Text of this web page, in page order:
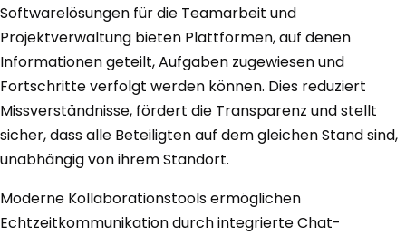
Softwarelösungen für die Teamarbeit und
Projektverwaltung bieten Plattformen, auf denen
Informationen geteilt, Aufgaben zugewiesen und
Fortschritte verfolgt werden können. Dies reduziert
Missverständnisse, fördert die Transparenz und stellt
sicher, dass alle Beteiligten auf dem gleichen Stand sind,
unabhängig von ihrem Standort.
Moderne Kollaborationstools ermöglichen
Echtzeitkommunikation durch integrierte Chat-